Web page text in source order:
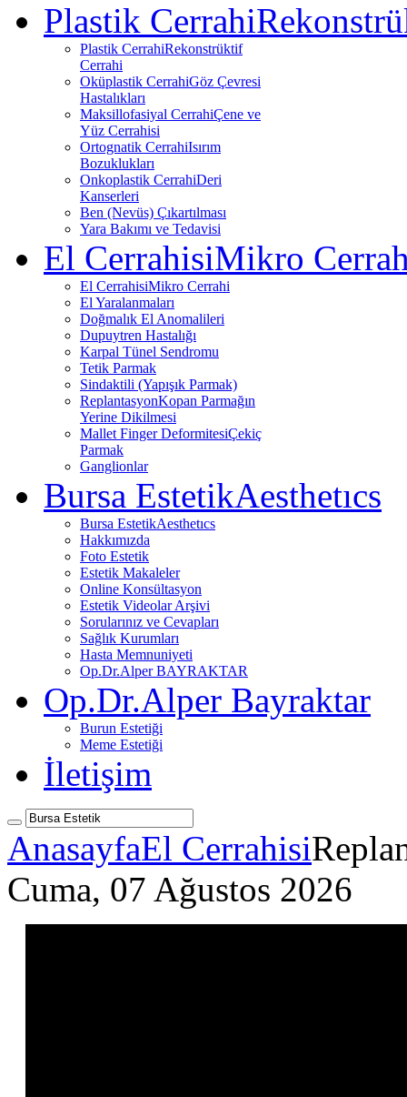
Plastik Cerrahi
Plastik CerrahiRekonstrüktif
Cerrahi
Oküplastik CerrahiGöz Çevresi
Hastalıkları
Maksillofasiyal CerrahiÇene ve
Yüz Cerrahisi
Ortognatik CerrahiIsırım
Bozuklukları
Onkoplastik CerrahiDeri
Kanserleri
Ben (Nevüs) Çıkartılması
Yara Bakımı ve Tedavisi
El CerrahisiMikro
El CerrahisiMikro Cerrahi
El Yaralanmaları
Doğmalık El Anomalileri
Dupuytren Hastalığı
Karpal Tünel Sendromu
Tetik Parmak
Sindaktili (Yapışık Parmak)
ReplantasyonKopan Parmağın
Yerine Dikilmesi
Mallet Finger DeformitesiÇekiç
Parmak
Ganglionlar
Bursa EstetikAesthetıcs
Bursa EstetikAesthetıcs
Hakkımızda
Foto Estetik
Estetik Makaleler
Online Konsültasyon
Estetik Videolar Arşivi
Sorularınız ve Cevapları
Sağlık Kurumları
Hasta Memnuniyeti
Op.Dr.Alper BAYRAKTAR
Op.Dr.Alper Bayraktar
Burun Estetiği
Meme Estetiği
İletişim
AnasayfaEl Cerrahisi
Cuma, 07 Ağustos 2026